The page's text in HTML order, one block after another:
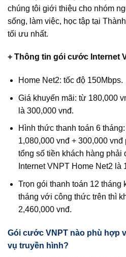
chúng tôi giới thiệu cho nhóm
sống, làm việc, học tập tại
tối ưu nhất.
+ Thông tin gói cước Internet
Home Net2: tốc độ 150Mbps.
Giá khuyến mãi: từ 180,000
là 300,000 vnđ.
Hình thức thanh toán 6
1,080,000 vnđ + 300,000
tổng số tiền khách hàng
Internet VNPT Home Net2 là
Trọn gói thanh toán 12
tháng với công thức trên thì
2,460,000 vnđ.
Gói cước VNPT nào phù hợp
vụ truyền hình?